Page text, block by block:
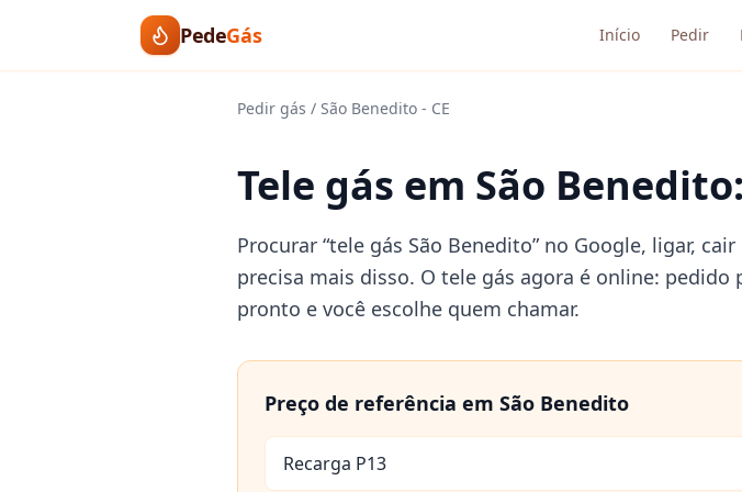
PedeGás Início Pedir
Pedir gás / São Benedito - CE
Tele gás em São
Procurar “tele gás São Benedito” no Google, ligar,
precisa mais disso. O tele gás agora é online:
pronto e você escolhe quem chamar.
Preço de referência em São Benedito
Recarga P13